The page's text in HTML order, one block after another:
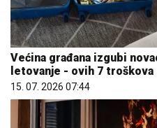
Većina građana izgubi
letovanje - ovih 7
15. 07. 2026 07:44